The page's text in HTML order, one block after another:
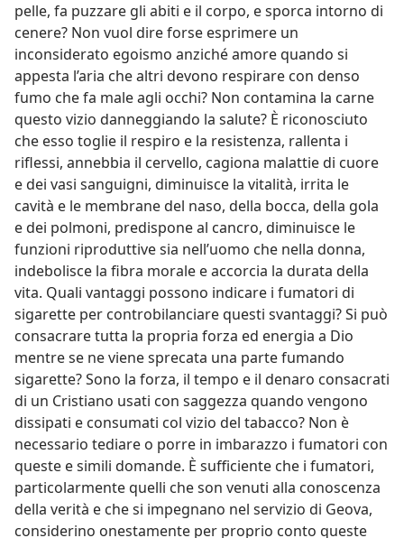
pelle, fa puzzare gli abiti e il corpo, e sporca intorno di
cenere? Non vuol dire forse esprimere un
inconsiderato egoismo anziché amore quando si
appesta l’aria che altri devono respirare con denso
fumo che fa male agli occhi? Non contamina la carne
questo vizio danneggiando la salute? È riconosciuto
che esso toglie il respiro e la resistenza, rallenta i
riflessi, annebbia il cervello, cagiona malattie di cuore
e dei vasi sanguigni, diminuisce la vitalità, irrita le
cavità e le membrane del naso, della bocca, della gola
e dei polmoni, predispone al cancro, diminuisce le
funzioni riproduttive sia nell’uomo che nella donna,
indebolisce la fibra morale e accorcia la durata della
vita. Quali vantaggi possono indicare i fumatori di
sigarette per controbilanciare questi svantaggi? Si può
consacrare tutta la propria forza ed energia a Dio
mentre se ne viene sprecata una parte fumando
sigarette? Sono la forza, il tempo e il denaro consacrati
di un Cristiano usati con saggezza quando vengono
dissipati e consumati col vizio del tabacco? Non è
necessario tediare o porre in imbarazzo i fumatori con
queste e simili domande. È sufficiente che i fumatori,
particolarmente quelli che son venuti alla conoscenza
della verità e che si impegnano nel servizio di Geova,
considerino onestamente per proprio conto queste